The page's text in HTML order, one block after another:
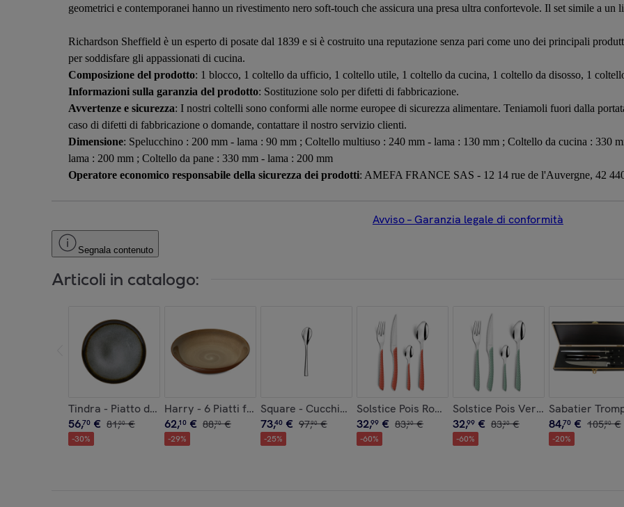
geometrici e contemporanei hanno un rivestimento nero soft-touch che assicura una presa ultra confortevole. Il set simile a un
Richardson Sheffield è un esperto di posate dal 1839 e si è costruito una reputazione senza pari come uno dei principali
per soddisfare gli appassionati di cucina.
Composizione del prodotto: 1 blocco, 1 coltello da ufficio, 1 coltello utile, 1 coltello da cucina, 1 coltello da disosso, 1
Informazioni sulla garanzia del prodotto: Sostituzione solo per difetti di fabbricazione.
Avvertenze e sicurezza: I nostri coltelli sono conformi alle norme europee di sicurezza alimentare. Teniamoli fuori dalla
caso di difetti di fabbricazione o domande, contattare il nostro servizio clienti.
Dimensione: Spelucchino : 200 mm - lama : 90 mm ; Coltello multiuso : 240 mm - lama : 130 mm ; Coltello da cucina : 330
lama : 200 mm ; Coltello da pane : 330 mm - lama : 200 mm
Operatore economico responsabile della sicurezza dei prodotti: AMEFA FRANCE SAS - 12 14 rue de l'Auvergne, 42
Avviso – Garanzia legale di conformità
Segnala contenuto
Articoli in catalogo:
Tindra - Piatto da dolce (x6)
56,70 € 81,00 €
-30%
Harry - 6 Piatti fondi
62,10 € 88,70 €
-29%
Square - Cucchiaio per espresso (x6)
73,40 € 97,90 €
-25%
Solstice Pois Rosso/Bianco - Set di posate da 24
32,99 € 83,30 €
-60%
Solstice Pois Verde/Bianco - Set
32,99 € 83,30 €
-60%
Sabatier
84,70 € 105,90 €
-20%